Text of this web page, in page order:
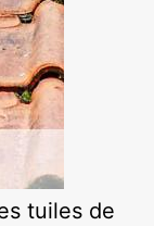
tuiles de